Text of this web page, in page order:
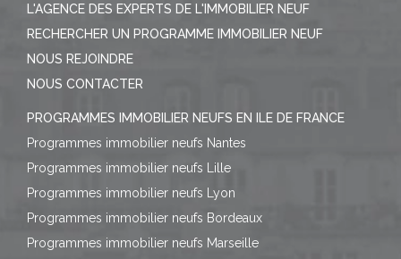
L'AGENCE DES EXPERTS DE L'IMMOBILIER NEUF
RECHERCHER UN PROGRAMME IMMOBILIER NEUF
NOUS REJOINDRE
NOUS CONTACTER
PROGRAMMES IMMOBILIER NEUFS EN ILE DE FRANCE
Programmes immobilier neufs Nantes
Programmes immobilier neufs Lille
Programmes immobilier neufs Lyon
Programmes immobilier neufs Bordeaux
Programmes immobilier neufs Marseille